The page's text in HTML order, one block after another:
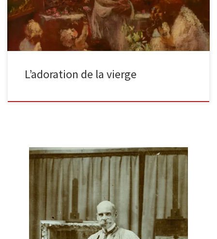
L’adoration de la vierge